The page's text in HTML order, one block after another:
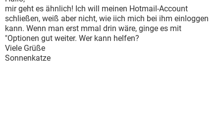
mir geht es ähnlich! Ich will meinen Hotmail-Account
schließen, weiß aber nicht, wie iich mich bei ihm einloggen
kann. Wenn man erst mmal drin wäre, ginge es mit
"Optionen gut weiter. Wer kann helfen?
Viele Grüße
Sonnenkatze